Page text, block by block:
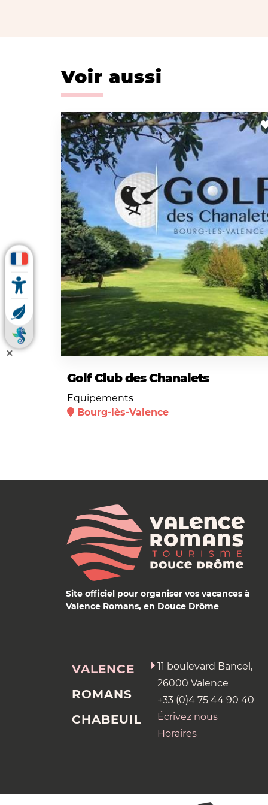
Voir aussi
Golf Club des Chanalets
Equipements
Bourg-lès-Valence
Site officiel pour organiser vos vacances à
Valence Romans, en Douce Drôme
VALENCE
ROMANS
CHABEUIL
11 boulevard Bancel,
26000 Valence
+33 (0)4 75 44 90 40
Écrivez nous
Horaires